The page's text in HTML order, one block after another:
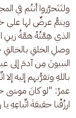
ولتَتَحرَّروا أنتُم في
ويتمُّ عرضٌ لها على
الذي هِمَّتُهُ همَّةُ زينِ
وصلِ الخلقِ بالخالقِ
النبيونَ مِن آدمَ إلى
باللهِ وتقرُّبهم إليه
عمرُ: "لو كانَ موسَى
ارزُقْنا حقيقةَ اتِّباعِهِ يا